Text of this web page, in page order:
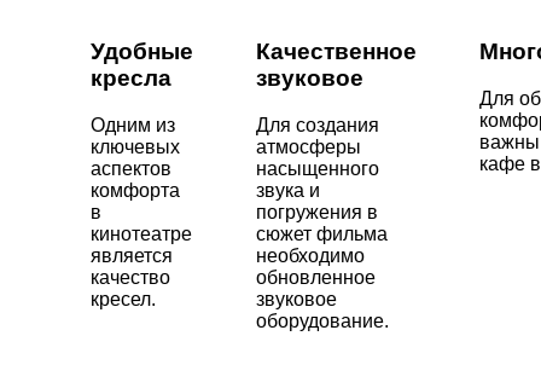
Удобные
кресла
Одним из
ключевых
аспектов
комфорта
в
кинотеатре
является
качество
кресел.
Качественное
звуковое
Для создания
атмосферы
насыщенного
звука и
погружения в
сюжет фильма
необходимо
обновленное
звуковое
оборудование.
Для
кафе